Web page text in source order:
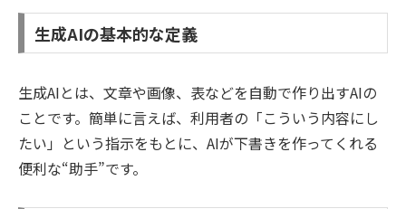
生成AIの基本的な定義
生成AIとは、文章や画像、表などを自動で作り出すAIの
ことです。簡単に言えば、利用者の「こういう内容にし
たい」という指示をもとに、AIが下書きを作ってくれる
便利な“助手”です。